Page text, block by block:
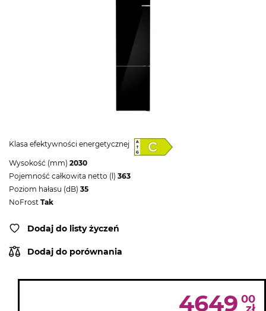
Klasa efektywności energetycznej
Wysokość (mm) 2030
Pojemność całkowita netto (l) 363
Poziom hałasu (dB) 35
NoFrost Tak
Dodaj do listy życzeń
Dodaj do porównania
4649 00